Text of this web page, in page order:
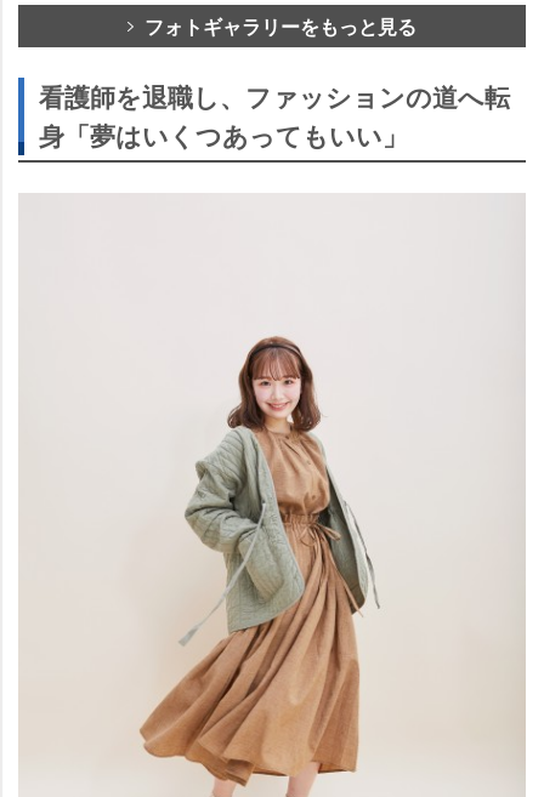
フォトギャラリーをもっと見る
看護師を退職し、ファッションの道へ転
身「夢はいくつあってもいい」